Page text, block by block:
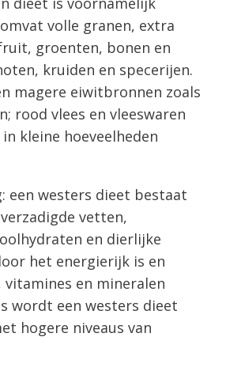
volle granen, extra
groenten, bonen en
kruiden en specerijen.
magere eiwitbronnen zoals
rood vlees en vleeswaren
kleine hoeveelheden
een westers dieet bestaat
vetten,
en dierlijke
het energierijk is en
vitamines en mineralen
wordt een westers dieet
hogere niveaus van